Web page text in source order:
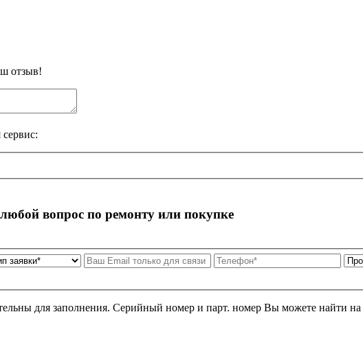
отзыв!
вопрос по ремонту или покупке
для заполнения. Серийный номер и парт. номер Вы можете найти на